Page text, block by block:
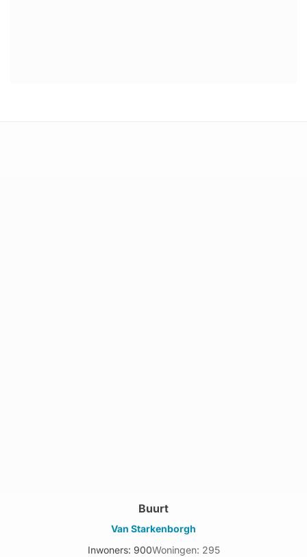
Buurt
Van Starkenborgh
Inwoners: 900Woningen: 295